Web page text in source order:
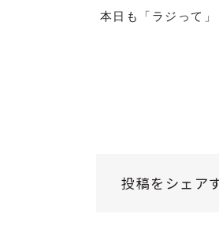
本日も「ラジって」
投稿をシェア